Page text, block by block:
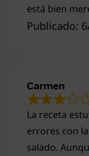
Publicado:
está bien
La receta
errores con
salado.
Carmen